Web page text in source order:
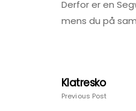
Derfor er en
mens du på
Klatresko
Previous Post